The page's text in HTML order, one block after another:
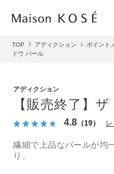
TOP アディクション ポイント
ドウ パール
アディクション
【販売終了】
4.8 （19）
繊細で上品なパールが均
り。